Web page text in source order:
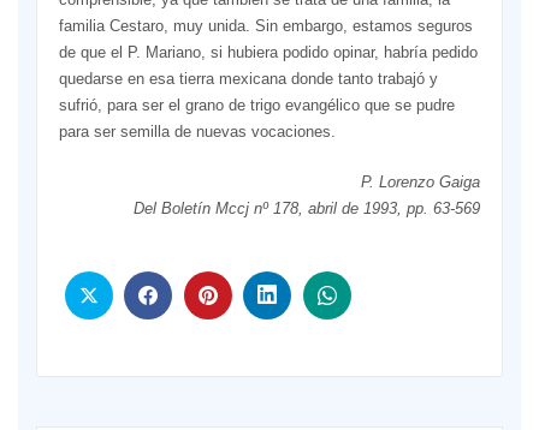
familia Cestaro, muy unida. Sin embargo, estamos seguros
de que el P. Mariano, si hubiera podido opinar, habría pedido
quedarse en esa tierra mexicana donde tanto trabajó y
sufrió, para ser el grano de trigo evangélico que se pudre
para ser semilla de nuevas vocaciones.
P. Lorenzo Gaiga
Del Boletín Mccj nº 178, abril de 1993, pp. 63-569